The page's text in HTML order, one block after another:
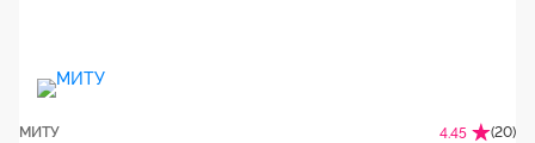
МИТУ 4.45 (20)